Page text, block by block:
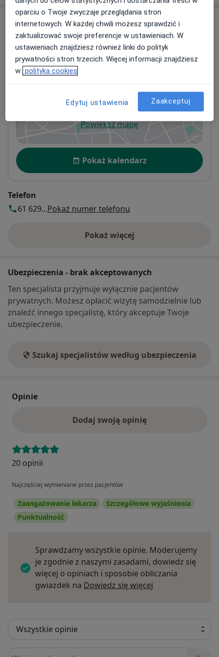
Adresy (4)
Adres 1 Adres 2 Adres 3 Adres 4
WRZEŚNIA, ulica Zawodzie 1A/U2,62-300Września
Powiększ mapęotwiera się w nowej karcie
Dostępność
Pokaż kalendarz
Telefon
61 629...Pokaż numer telefonu
Pokaż więcej
o adresie
Ubezpieczenia - brak akceptowanych
Ten specjalista przyjmuje wyłącznie pacjentów
prywatnych. Możesz opłacić wizytę samodzielnie lub
znaleźć innego specjalistę, który akceptuje Twoje
ubezpieczenie.
Szukaj specjalistów według ubezpieczenia
Opinie
Dodaj swoją opinię
20 opinii
Najczęściej wymieniane przez pacjentów
Zaangażowanie lekarza
Szczegółowe wyjaśnienia
Punktualność
Sprawdzamy wszystkie opinie. Moderujemy
je zgodnie z naszymi zasadami, dowiedz się
więcej o opiniach i sposobie obliczania
gwiazdek na Dowiedz się więcej
Szukaj w opiniach
oparciu o Twoje zwyczaje przeglądania stron
internetowych. W każdej chwili możesz sprawdzić i
zaktualizować swoje preferencje w ustawieniach. W
ustawieniach znajdziesz również linki do polityk
prywatności stron trzecich. Więcej informacji znajdziesz
w polityka cookies
Edytuj ustawienia Zaakceptuj